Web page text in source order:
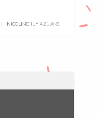
NICOLINE IL Y A 21 ANS